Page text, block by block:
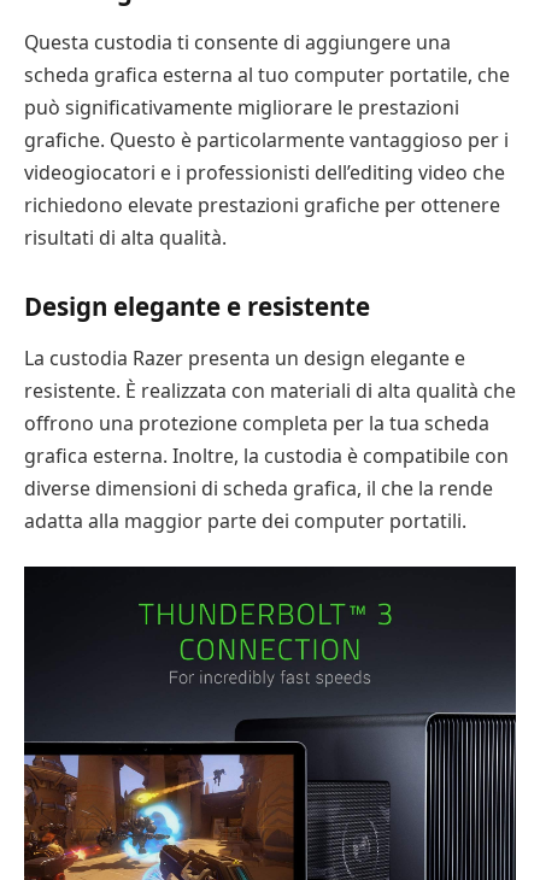
Questa custodia ti consente di aggiungere una
scheda grafica esterna al tuo computer portatile, che
può significativamente migliorare le prestazioni
grafiche. Questo è particolarmente vantaggioso per i
videogiocatori e i professionisti dell’editing video che
richiedono elevate prestazioni grafiche per ottenere
risultati di alta qualità.
Design elegante e resistente
La custodia Razer presenta un design elegante e
resistente. È realizzata con materiali di alta qualità che
offrono una protezione completa per la tua scheda
grafica esterna. Inoltre, la custodia è compatibile con
diverse dimensioni di scheda grafica, il che la rende
adatta alla maggior parte dei computer portatili.